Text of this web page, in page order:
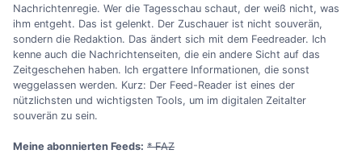
Nachrichtenregie. Wer die Tagesschau schaut, der weiß nicht, was
ihm entgeht. Das ist gelenkt. Der Zuschauer ist nicht souverän,
sondern die Redaktion. Das ändert sich mit dem Feedreader. Ich
kenne auch die Nachrichtenseiten, die ein andere Sicht auf das
Zeitgeschehen haben. Ich ergattere Informationen, die sonst
weggelassen werden. Kurz: Der Feed-Reader ist eines der
nützlichsten und wichtigsten Tools, um im digitalen Zeitalter
souverän zu sein.
Meine abonnierten Feeds: * FAZ